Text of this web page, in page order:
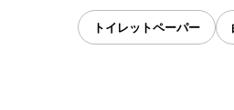
トイレットペーパー